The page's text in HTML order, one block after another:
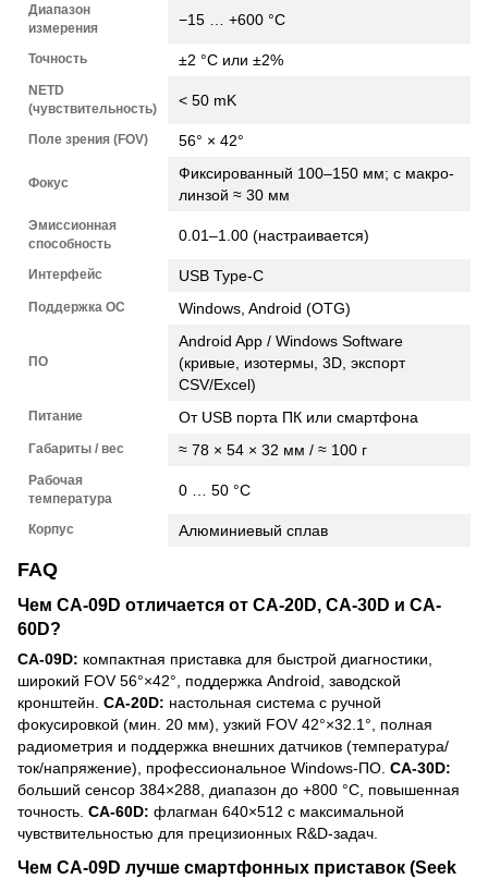
Диапазон
измерения
−15 … +600 °C
Точность ±2 °C или ±2%
NETD
(чувствительность)
< 50 mK
Поле зрения (FOV) 56° × 42°
Фокус
Фиксированный 100–150 мм; с макро-
линзой ≈ 30 мм
Эмиссионная
способность
0.01–1.00 (настраивается)
Интерфейс USB Type-C
Поддержка ОС Windows, Android (OTG)
ПО
Android App / Windows Software
(кривые, изотермы, 3D, экспорт
CSV/Excel)
Питание От USB порта ПК или смартфона
Габариты / вес ≈ 78 × 54 × 32 мм / ≈ 100 г
Рабочая
температура
0 … 50 °C
Корпус Алюминиевый сплав
FAQ
Чем CA-09D отличается от CA-20D, CA-30D и CA-
60D?
CA-09D: компактная приставка для быстрой диагностики,
широкий FOV 56°×42°, поддержка Android, заводской
кронштейн. CA-20D: настольная система с ручной
фокусировкой (мин. 20 мм), узкий FOV 42°×32.1°, полная
радиометрия и поддержка внешних датчиков (температура/
ток/напряжение), профессиональное Windows-ПО. CA-30D:
больший сенсор 384×288, диапазон до +800 °C, повышенная
точность. CA-60D: флагман 640×512 с максимальной
чувствительностью для прецизионных R&D-задач.
Чем CA-09D лучше смартфонных приставок (Seek